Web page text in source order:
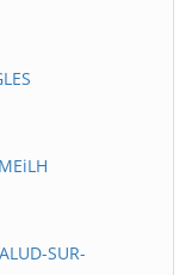
SUR-